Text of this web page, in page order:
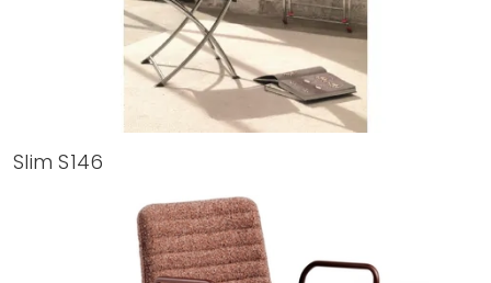
Slim S146